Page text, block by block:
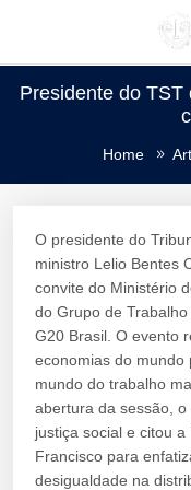
Presidente do
Home
O presidente do
ministro Lelio Bentes
convite do Ministério
do Grupo de
G20 Brasil. O evento
economias do mundo
mundo do trabalho
abertura da sessão,
justiça social e citou
Francisco para
desigualdade na